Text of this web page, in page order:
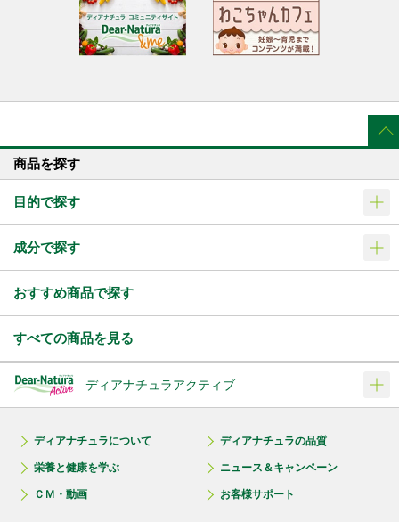
商品を探す
目的で探す
成分で探す
おすすめ商品で探す
すべての商品を見る
ディアナチュラアクティブ
ディアナチュラについて ディアナチュラの品質
栄養と健康を学ぶ ニュース＆キャンペーン
ＣＭ・動画 お客様サポート